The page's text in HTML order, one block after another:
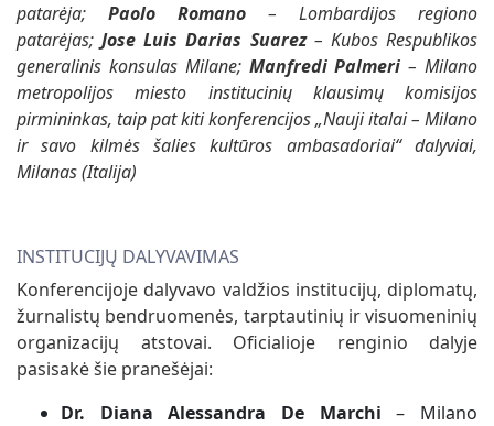
patarėja; Paolo Romano – Lombardijos regiono
patarėjas;Jose Luis Darias Suarez – Kubos Respublikos
generalinis konsulas Milane; Manfredi Palmeri– Milano
metropolijos miesto institucinių klausimų komisijos
pirmininkas, taip pat kiti konferencijos „Nauji italai – Milano
ir savo kilmės šalies kultūros ambasadoriai“ dalyviai,
Milanas (Italija)
INSTITUCIJŲ DALYVAVIMAS
Konferencijoje dalyvavo valdžios institucijų, diplomatų,
žurnalistų bendruomenės, tarptautinių ir visuomeninių
organizacijų atstovai. Oficialioje renginio dalyje
pasisakė šie pranešėjai:
Dr. Diana Alessandra De Marchi– Milano